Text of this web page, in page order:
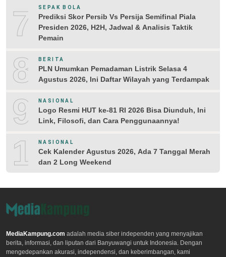
7 SEPAK BOLA
Prediksi Skor Persib Vs Persija Semifinal Piala
Presiden 2026, H2H, Jadwal & Analisis Taktik
Pemain
8 BERITA
PLN Umumkan Pemadaman Listrik Selasa 4
Agustus 2026, Ini Daftar Wilayah yang Terdampak
9 NASIONAL
Logo Resmi HUT ke-81 RI 2026 Bisa Diunduh, Ini
Link, Filosofi, dan Cara Penggunaannya!
10NASIONAL
Cek Kalender Agustus 2026, Ada 7 Tanggal Merah
dan 2 Long Weekend
MediaKampung.com adalah media siber independen yang menyajikan
berita, informasi, dan liputan dari Banyuwangi untuk Indonesia. Dengan
mengedepankan akurasi, independensi, dan keberimbangan, kami